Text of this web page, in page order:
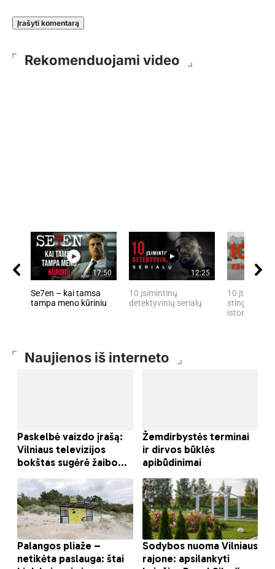
Rekomenduojami video
17:50
Se7en – kai tamsa
tampa meno kūriniu
12:25
10 įsimintinų
detektyvinių serialų
10 įtemptų,
stingdančių
istorijų
Naujienos iš interneto